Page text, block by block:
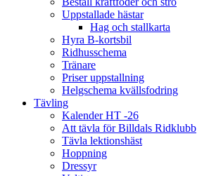
Uppstallade hästar
Hag och stallkarta
Hyra B-kortsbil
Ridhusschema
Tränare
Priser uppstallning
Helgschema kvällsfodring
Tävling
Kalender HT -26
Att tävla för Billdals Ridklubb
Tävla lektionshäst
Hoppning
Dressyr